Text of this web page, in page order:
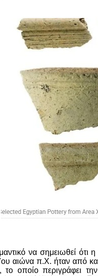
να σημειωθεί
αιώνα π.Χ. ήταν από
το οποίο περιγράφει